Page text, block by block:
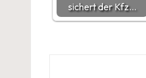
sichert der Kfz…